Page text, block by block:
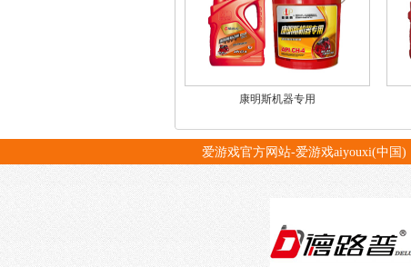
康明斯机器专用
爱游戏官方网站-爱游戏aiyouxi(中国)